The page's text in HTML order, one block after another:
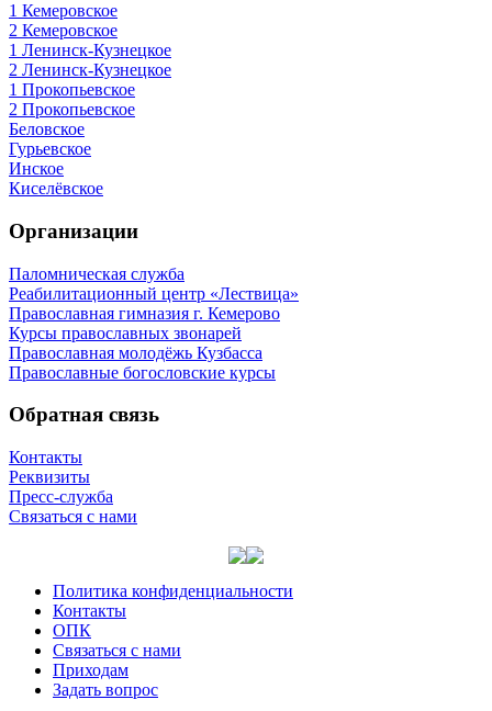
1 Кемеровское
2 Кемеровское
1 Ленинск-Кузнецкое
2 Ленинск-Кузнецкое
1 Прокопьевское
2 Прокопьевское
Беловское
Гурьевское
Инское
Киселёвское
Организации
Паломническая служба
Реабилитационный центр «Лествица»
Православная гимназия г. Кемерово
Курсы православных звонарей
Православная молодёжь Кузбасса
Православные богословские курсы
Обратная связь
Контакты
Реквизиты
Пресс-служба
Связаться с нами
Политика конфиденциальности
Контакты
ОПК
Связаться с нами
Приходам
Задать вопрос